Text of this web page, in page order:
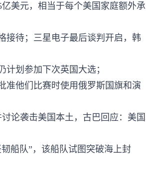
美元，相当于每个美国家庭额外承
接待；三星电子最后谈判开启，韩
划参加下次英国大选；
准他们比赛时使用俄罗斯国旗和演
论袭击美国本土，古巴回应：美国
船队”，该船队试图突破海上封